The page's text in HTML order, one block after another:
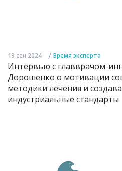
19 сен 2024 / Время эксперта
Интервью с главврачом-
Дорошенко о мотивации
методики лечения и
индустриальные стандарты